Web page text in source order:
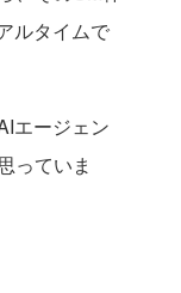
ルタイムで
エージェン
っていま